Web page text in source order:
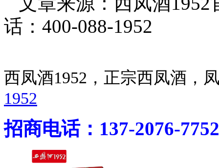
话：400-088-1952
西凤酒1952，正宗西凤酒
1952
招商电话：137-2076-7752